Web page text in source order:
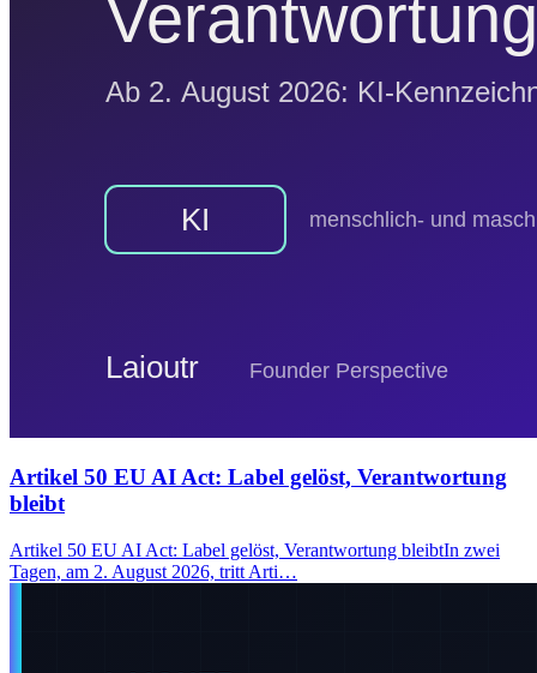
Artikel 50 EU AI Act: Label gelöst, Verantwortung
bleibt
Artikel 50 EU AI Act: Label gelöst, Verantwortung bleibtIn zwei
Tagen, am 2. August 2026, tritt Arti…